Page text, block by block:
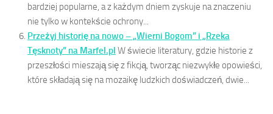
bardziej popularne, a z każdym dniem zyskuje na znaczeniu
nie tylko w kontekście ochrony...
Przeżyj historię na nowo – „Wierni Bogom” i „Rzeka
Tęsknoty” na Marfel.pl W świecie literatury, gdzie historie z
przeszłości mieszają się z fikcją, tworząc niezwykłe opowieści,
które składają się na mozaikę ludzkich doświadczeń, dwie...